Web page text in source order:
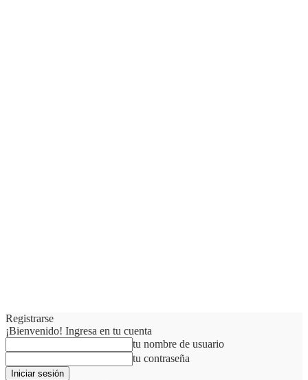
Registrarse
¡Bienvenido! Ingresa en tu cuenta
tu nombre de usuario
tu contraseña